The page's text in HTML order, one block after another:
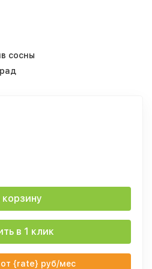
сосны
корзину
в 1 клик
{rate} руб/мес